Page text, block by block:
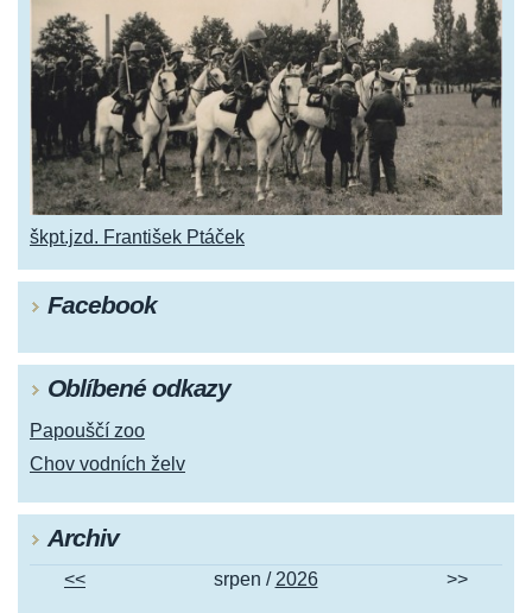
škpt.jzd. František Ptáček
Facebook
Oblíbené odkazy
Papouščí zoo
Chov vodních želv
Archiv
<< srpen / 2026 >>